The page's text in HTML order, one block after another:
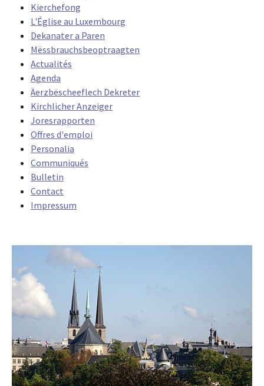
Kierchefong
L'Église au Luxembourg
Dekanater a Paren
Mëssbrauchsbeoptraagten
Actualités
Agenda
Äerzbëscheeflech Dekreter
Kirchlicher Anzeiger
Joresrapporten
Offres d'emploi
Personalia
Communiqués
Bulletin
Contact
Impressum